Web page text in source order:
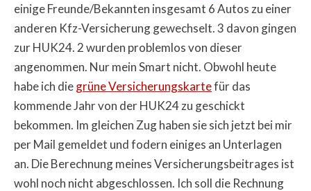
einige Freunde/Bekannten insgesamt 6 Autos zu einer
anderen Kfz-Versicherung gewechselt. 3 davon gingen
zur HUK24. 2 wurden problemlos von dieser
angenommen. Nur mein Smart nicht. Obwohl heute
habe ich diegrüne Versicherungskartefür das
kommende Jahr von der HUK24 zu geschickt
bekommen. Im gleichen Zug haben sie sich jetzt bei mir
per Mail gemeldet und fodern einiges an Unterlagen
an. Die Berechnung meines Versicherungsbeitrages ist
wohl noch nicht abgeschlossen. Ich soll die Rechnung